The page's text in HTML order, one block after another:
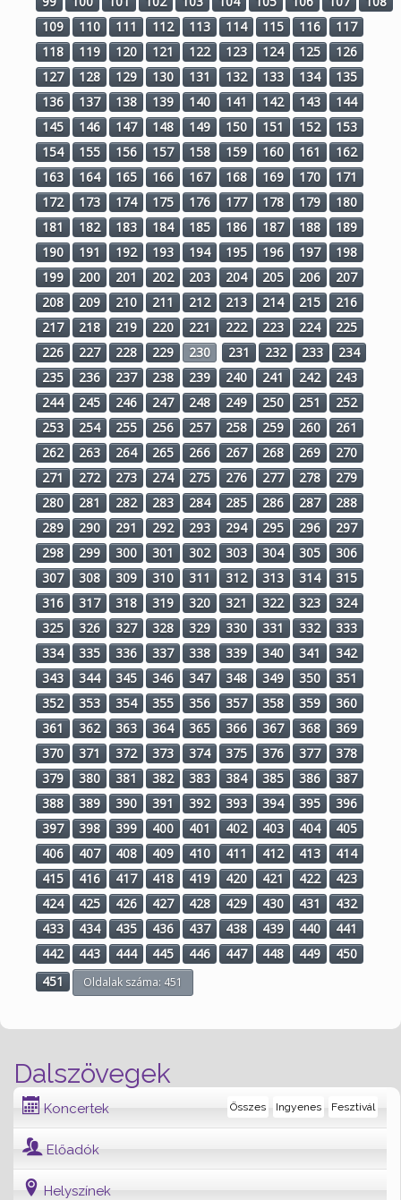
Dalszövegek
Koncertek Fesztivál
Ingyenes
Összes
Előadók
Helyszínek
109
110 111 112 113 114 115 116
117
118
119 120 121 122 123 124 125
126
127
128 129 130 131 132 133 134
135
136
137 138 139 140 141 142 143
144
145
146 147 148 149 150 151 152
153
154
155 156 157 158 159 160 161
162
163
164 165 166 167 168 169 170
171
172
173 174 175 176 177 178 179
180
181
182 183 184 185 186 187 188
189
190
191 192 193 194 195 196 197
198
199
200 201 202 203 204 205 206
207
208
209 210 211 212 213 214 215
216
217
218 219 220 221 222 223 224
225
226
227 228 229 230 231 232 233
234
235
236 237 238 239 240 241 242
243
244
245 246 247 248 249 250 251
252
253
254 255 256 257 258 259 260
261
262
263 264 265 266 267 268 269
270
271
272 273 274 275 276 277 278
279
280
281 282 283 284 285 286 287
288
289
290 291 292 293 294 295 296
297
298
299 300 301 302 303 304 305
306
307
308 309 310 311 312 313 314
315
316
317 318 319 320 321 322 323
324
325
326 327 328 329 330 331 332
333
334
335 336 337 338 339 340 341
342
343
344 345 346 347 348 349 350
351
352
353 354 355 356 357 358 359
360
361
362 363 364 365 366 367 368
369
370
371 372 373 374 375 376 377
378
379
380 381 382 383 384 385 386
387
388
389 390 391 392 393 394 395
396
397
398 399 400 401 402 403 404
405
406
407 408 409 410 411 412 413
414
415
416 417 418 419 420 421 422
423
424
425 426 427 428 429 430 431
432
433
434 435 436 437 438 439 440
441
442
443 444 445 446 447 448 449
450
451
Oldalak száma: 451